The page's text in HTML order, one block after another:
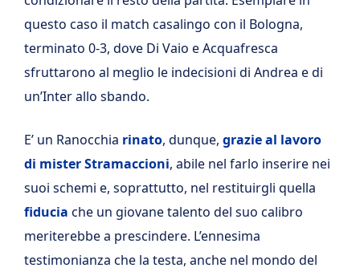
questo caso il match casalingo con il Bologna,
terminato 0-3, dove Di Vaio e Acquafresca
sfruttarono al meglio le indecisioni di Andrea e di
un’Inter allo sbando.
E’ un Ranocchia rinato, dunque, grazie al lavoro
di mister Stramaccioni, abile nel farlo inserire nei
suoi schemi e, soprattutto, nel restituirgli quella
fiducia che un giovane talento del suo calibro
meriterebbe a prescindere. L’ennesima
testimonianza che la testa, anche nel mondo del